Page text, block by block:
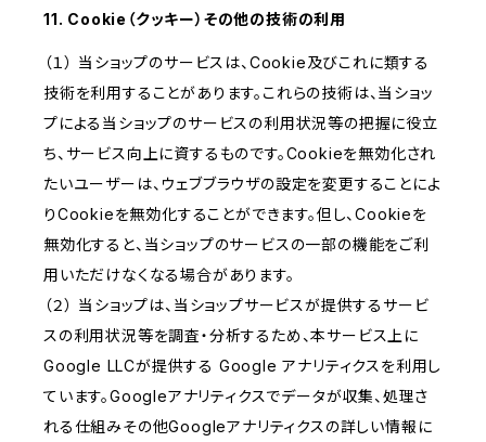
11. Cookie（クッキー）その他の技術の利用
（１） 当ショップのサービスは、Cookie及びこれに類する
技術を利用することがあります。これらの技術は、当ショッ
プによる当ショップのサービスの利用状況等の把握に役立
ち、サービス向上に資するものです。Cookieを無効化され
たいユーザーは、ウェブブラウザの設定を変更することによ
りCookieを無効化することができます。但し、Cookieを
無効化すると、当ショップのサービスの一部の機能をご利
用いただけなくなる場合があります。
（２） 当ショップは、当ショップサービスが提供するサービ
スの利用状況等を調査・分析するため、本サービス上に
Google LLCが提供する Google アナリティクスを利用し
ています。Googleアナリティクスでデータが収集、処理さ
れる仕組みその他Googleアナリティクスの詳しい情報に